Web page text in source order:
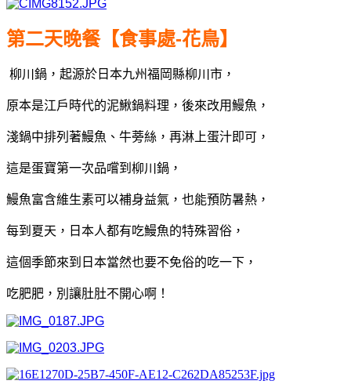
第二天晚餐【食事處-花鳥】
柳川鍋，起源於日本九州福岡縣柳川市，
原本是江戶時代的泥鰍鍋料理，後來改用鰻魚，
淺鍋中排列著鰻魚、牛蒡絲，再淋上蛋汁即可，
這是蛋寶第一次品嚐到柳川鍋，
鰻魚富含維生素可以補身益氣，也能預防暑熱，
每到夏天，日本人都有吃鰻魚的特殊習俗，
這個季節來到日本當然也要不免俗的吃一下，
吃肥肥，別讓肚肚不開心啊！